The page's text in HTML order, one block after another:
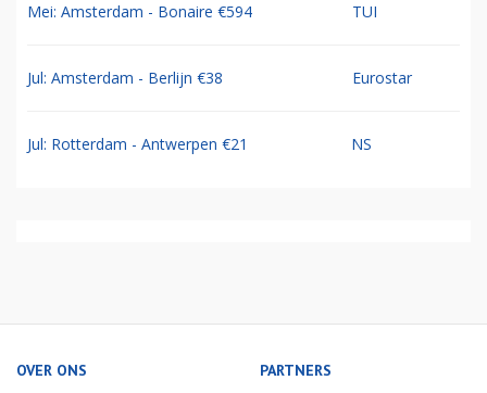
Mei: Amsterdam - Bonaire €594 TUI
Jul: Amsterdam - Berlijn €38 Eurostar
Jul: Rotterdam - Antwerpen €21 NS
OVER ONS PARTNERS